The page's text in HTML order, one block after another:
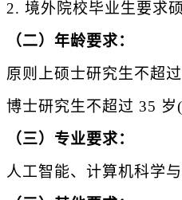
2. 境外院校毕业生要求
（二）年龄要求：
原则上硕士研究生不超
博士研究生不超过 35
（三）专业要求：
人工智能、计算机科学